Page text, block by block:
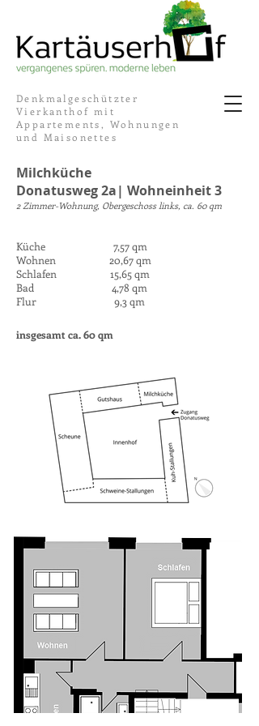
Denkmalgeschützter
Vierkanthof mit
Appartements, Wohnungen
und Maisonettes
Milchküche
Donatusweg 2a| Wohneinheit 3
2 Zimmer-Wohnung, Obergeschoss links, ca. 60 qm
Küche 7,57 qm
Wohnen 20,67 qm
Schlafen 15,65 qm
Bad 4,78 qm
Flur 9,3 qm
insgesamt ca. 60 qm